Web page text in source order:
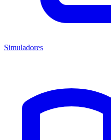
Simuladores